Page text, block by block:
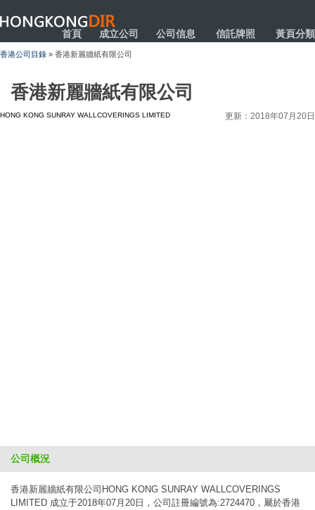
HONGKONGDIR
首頁 成立公司 公司信息 信託牌照 黃頁分類
香港公司目錄 » 香港新麗牆紙有限公司
香港新麗牆紙有限公司
HONG KONG SUNRAY WALLCOVERINGS LIMITED 更新：2018年07月20日
公司概況
香港新麗牆紙有限公司HONG KONG SUNRAY WALLCOVERINGS
LIMITED 成立于2018年07月20日，公司註冊編號為:2724470，屬於香港